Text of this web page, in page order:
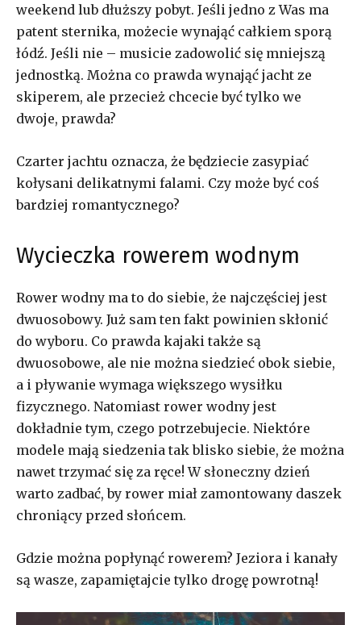
weekend lub dłuższy pobyt. Jeśli jedno z Was ma
patent sternika, możecie wynająć całkiem sporą
łódź. Jeśli nie – musicie zadowolić się mniejszą
jednostką. Można co prawda wynająć jacht ze
skiperem, ale przecież chcecie być tylko we
dwoje, prawda?
Czarter jachtu oznacza, że będziecie zasypiać
kołysani delikatnymi falami. Czy może być coś
bardziej romantycznego?
Wycieczka rowerem wodnym
Rower wodny ma to do siebie, że najczęściej jest
dwuosobowy. Już sam ten fakt powinien skłonić
do wyboru. Co prawda kajaki także są
dwuosobowe, ale nie można siedzieć obok siebie,
a i pływanie wymaga większego wysiłku
fizycznego. Natomiast rower wodny jest
dokładnie tym, czego potrzebujecie. Niektóre
modele mają siedzenia tak blisko siebie, że można
nawet trzymać się za ręce! W słoneczny dzień
warto zadbać, by rower miał zamontowany daszek
chroniący przed słońcem.
Gdzie można popłynąć rowerem? Jeziora i kanały
są wasze, zapamiętajcie tylko drogę powrotną!